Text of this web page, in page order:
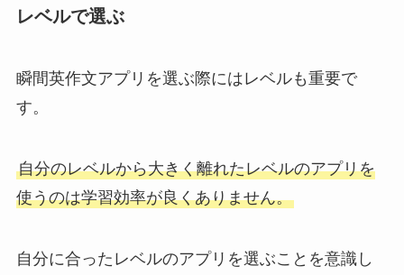
レベルで選ぶ
瞬間英作文アプリを選ぶ際にはレベルも重要で
す。
自分のレベルから大きく離れたレベルのアプリを
使うのは学習効率が良くありません。
自分に合ったレベルのアプリを選ぶことを意識し